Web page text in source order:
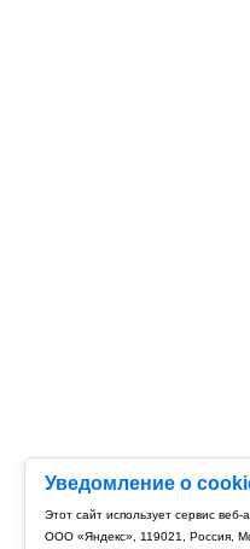
Уведомление о
Этот сайт использует сервис
ООО «Яндекс», 119021, Россия,